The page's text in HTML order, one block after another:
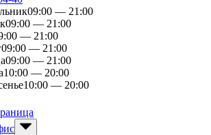
09:00 — 21:00
09:00 — 21:00
— 21:00
09:00 — 21:00
09:00 — 21:00
10:00 — 20:00
10:00 — 20:00